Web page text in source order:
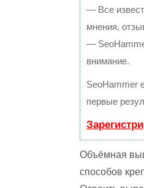
— Все
мнения,
—
внимание.
SeoHammer
первые
Объёмная
способов